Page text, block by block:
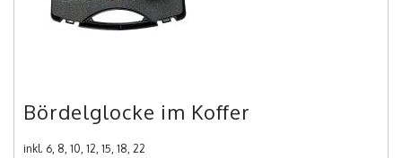
Bördelglocke im Koffer
inkl. 6, 8, 10, 12, 15, 18, 22